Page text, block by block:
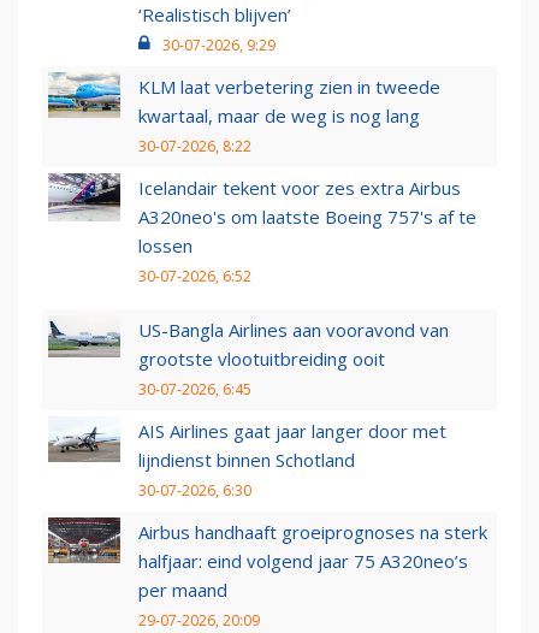
‘Realistisch blijven’
30-07-2026, 9:29
KLM laat verbetering zien in tweede
kwartaal, maar de weg is nog lang
30-07-2026, 8:22
Icelandair tekent voor zes extra Airbus
A320neo's om laatste Boeing 757's af te
lossen
30-07-2026, 6:52
US-Bangla Airlines aan vooravond van
grootste vlootuitbreiding ooit
30-07-2026, 6:45
AIS Airlines gaat jaar langer door met
lijndienst binnen Schotland
30-07-2026, 6:30
Airbus handhaaft groeiprognoses na sterk
halfjaar: eind volgend jaar 75 A320neo’s
per maand
29-07-2026, 20:09